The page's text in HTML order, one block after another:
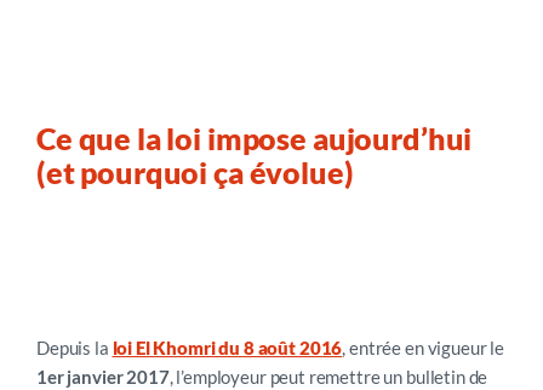
Ce que la loi impose aujourd’hui
(et pourquoi ça évolue)
Depuis la loi El Khomri du 8 août 2016, entrée en vigueur le
1er janvier 2017, l’employeur peut remettre un bulletin de